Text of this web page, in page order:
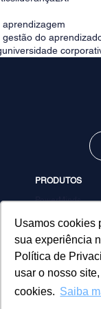
Usamos cookies
sua experiência
Política de
usar o nosso
cookies. Saiba
do
universidade
PRODUTOS
PowerMinds
Estúdio de
MicroPower
Consultoria